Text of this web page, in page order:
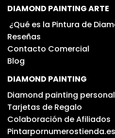
DIAMOND PAINTING ARTE
¿Qué es la Pintura de
Reseñas
Contacto Comercial
Blog
DIAMOND PAINTING
Diamond painting
Tarjetas de Regalo
Colaboración de Afiliados
Pintarpornumerostienda.es